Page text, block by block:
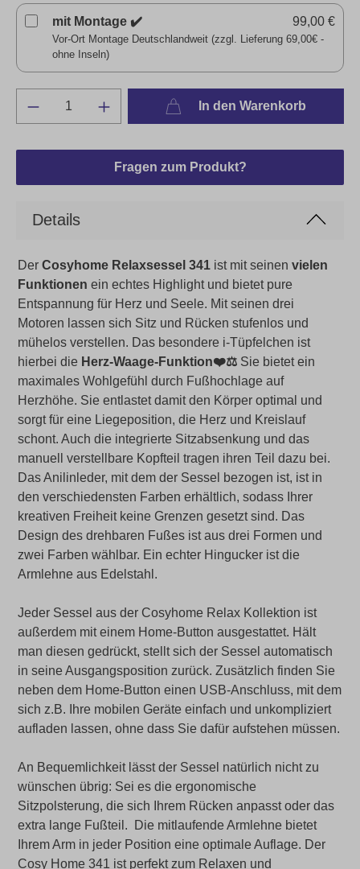
mit Montage ✔️
Vor-Ort Montage Deutschlandweit (zzgl. Lieferung 69,00€ -
ohne Inseln)
99,00 €
In den Warenkorb
Fragen zum Produkt?
Details
Der Cosyhome Relaxsessel 341 ist mit seinen vielen
Funktionen ein echtes Highlight und bietet pure
Entspannung für Herz und Seele. Mit seinen drei
Motoren lassen sich Sitz und Rücken stufenlos und
mühelos verstellen. Das besondere i-Tüpfelchen ist
hierbei die Herz-Waage-Funktion❤️⚖️ Sie bietet ein
maximales Wohlgefühl durch Fußhochlage auf
Herzhöhe. Sie entlastet damit den Körper optimal und
sorgt für eine Liegeposition, die Herz und Kreislauf
schont. Auch die integrierte Sitzabsenkung und das
manuell verstellbare Kopfteil tragen ihren Teil dazu bei.
Das Anilinleder, mit dem der Sessel bezogen ist, ist in
den verschiedensten Farben erhältlich, sodass Ihrer
kreativen Freiheit keine Grenzen gesetzt sind. Das
Design des drehbaren Fußes ist aus drei Formen und
zwei Farben wählbar. Ein echter Hingucker ist die
Armlehne aus Edelstahl.
Jeder Sessel aus der Cosyhome Relax Kollektion ist
außerdem mit einem Home-Button ausgestattet. Hält
man diesen gedrückt, stellt sich der Sessel automatisch
in seine Ausgangsposition zurück. Zusätzlich finden Sie
neben dem Home-Button einen USB-Anschluss, mit dem
sich z.B. Ihre mobilen Geräte einfach und unkompliziert
aufladen lassen, ohne dass Sie dafür aufstehen müssen.
An Bequemlichkeit lässt der Sessel natürlich nicht zu
wünschen übrig: Sei es die ergonomische
Sitzpolsterung, die sich Ihrem Rücken anpasst oder das
extra lange Fußteil. Die mitlaufende Armlehne bietet
Ihrem Arm in jeder Position eine optimale Auflage. Der
Cosy Home 341 ist perfekt zum Relaxen und